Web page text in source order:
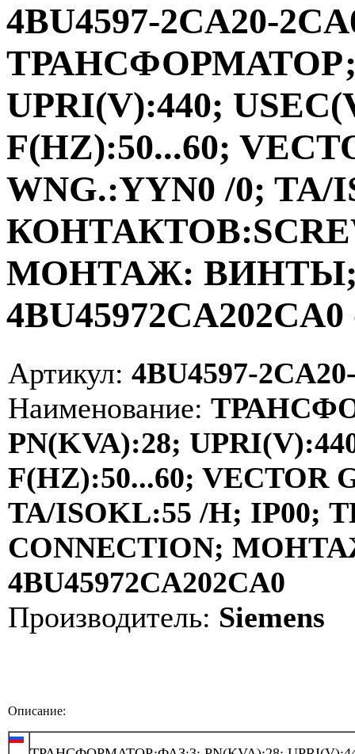
4BU4597-2CA20-
UPRI(V):440;
F(HZ):50...60;
WNG.:YYN0 /0;
МОНТАЖ: ВИНТЫ;
Артикул: 4BU4597-
Наименование:
PN(KVA):28;
F(HZ):50...60; VECTOR
TA/ISOKL:55 /H;
CONNECTION;
4BU45972CA202CA0
Производитель: Siemens
Описание: